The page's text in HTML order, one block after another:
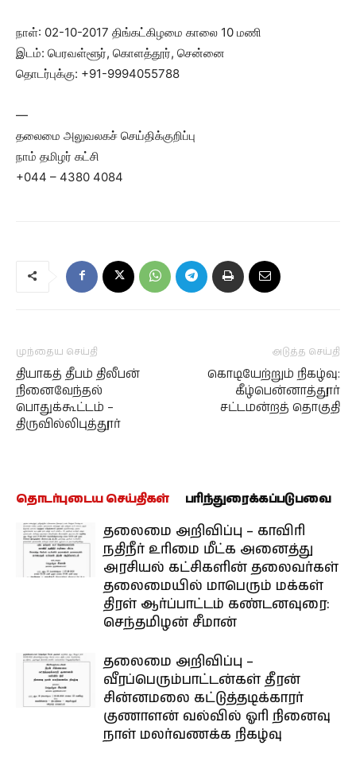
நாள்: 02-10-2017 திங்கட்கிழமை காலை 10 மணி
இடம்: பெரவள்ளூர், கொளத்தூர், சென்னை
தொடர்புக்கு: +91-9994055788
—
தலைமை அலுவலகச் செய்திக்குறிப்பு
நாம் தமிழர் கட்சி
+044 – 4380 4084
முந்தைய செய்தி
தியாகத் தீபம் திலீபன்
நினைவேந்தல்
பொதுக்கூட்டம் –
திருவில்லிபுத்தூர்
அடுத்த செய்தி
கொடியேற்றும் நிகழ்வு:
கீழ்பென்னாத்தூர்
சட்டமன்றத் தொகுதி
தொடர்புடைய செய்திகள் பரிந்துரைக்கப்படுபவை
தலைமை அறிவிப்பு – காவிரி
நதிநீர் உரிமை மீட்க அனைத்து
அரசியல் கட்சிகளின் தலைவர்கள்
தலைமையில் மாபெரும் மக்கள்
திரள் ஆர்ப்பாட்டம் கண்டனவுரை:
செந்தமிழன் சீமான்
தலைமை அறிவிப்பு –
வீரப்பெரும்பாட்டன்கள் தீரன்
சின்னமலை கட்டுத்தடிக்காரர்
குணாளன் வல்வில் ஓரி நினைவு
நாள் மலர்வணக்க நிகழ்வு